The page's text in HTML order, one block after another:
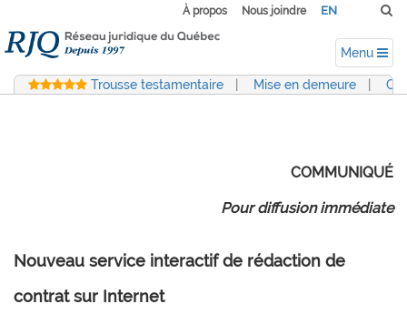
À propos Nous joindre EN
Menu
Trousse testamentaire Mise en demeure
COMMUNIQUÉ
Pour diffusion immédiate
Nouveau service interactif de rédaction de
contrat sur Internet